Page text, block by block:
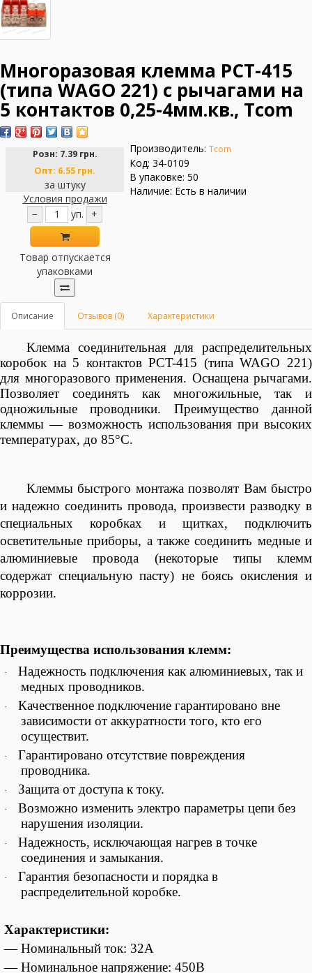
Многоразовая клемма PCT-415
(типа WAGО 221) с рычагами на
5 контактов 0,25-4мм.кв., Tcom
Розн: 7.39 грн.
Опт: 6.55 грн.
за штуку
Условия продажи
−
уп. +
Товар отпускается
упаковками
Производитель: Tcom
Код: 34-0109
В упаковке: 50
Наличие: Есть в наличии
Описание Отзывов (0) Характеристики
Клемма соединительная для распределительных
коробок на 5 контактовPCT-415 (типа WAGО 221)
для многоразового применения. Оснащена рычагами.
Позволяет соединять как многожильные, так и
одножильные проводники. Преимущество данной
клеммы — возможность использования при высоких
температурах, до 85°С.
Клеммы быстрого монтажа позволят Вам быстро
и надежно соединить провода, произвести разводку в
специальных коробках и щитках, подключить
осветительные приборы, а также соединить медные и
алюминиевые провода (некоторые типы клемм
содержат специальную пасту) не боясь окисления и
коррозии.
Преимущества использования клемм:
·
Надежность подключения как алюминиевых, так и
медных проводников.
·
Качественное подключение гарантировано вне
зависимости от аккуратности того, кто его
осуществит.
·
Гарантировано отсутствие повреждения
проводника.
· Защита от доступа к току.
·
Возможно изменить электро параметры цепи без
нарушения изоляции.
·
Надежность, исключающая нагрев в точке
соединения и замыкания.
·
Гарантия безопасности и порядка в
распределительной коробке.
Характеристики:
— Номинальный ток: 32А
— Номинальное напряжение: 450В